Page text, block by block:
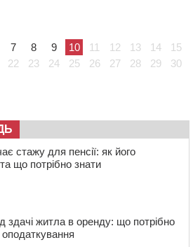
Український урбаністичний
завершальний етап прийому заяв
дітей пільгових категорій
рятувальник з Умані про
з його власного порятунку
7 8 9 10 11 12 13 14
15
22 23 24 25 26 27 28 29
30
стажу для пенсії: як його
що потрібно знати
здачі житла в оренду: що потрібно